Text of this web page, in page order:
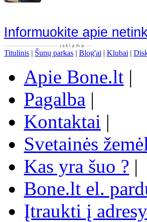
Informuokite apie
Titulinis | Šunų parkas | Blog'ai | Klubai |
Apie Bone.lt |
Pagalba |
Kontaktai |
Svetainės
Kas yra šuo ? |
Bone.lt el.
Įtraukti į